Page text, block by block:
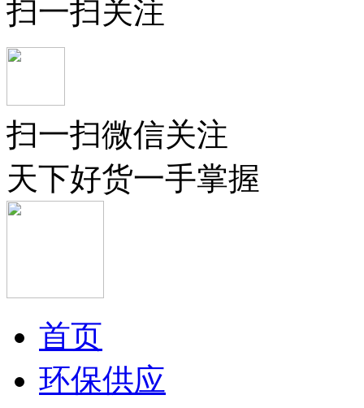
扫一扫关注
扫一扫微信关注
天下好货一手掌握
首页
环保供应